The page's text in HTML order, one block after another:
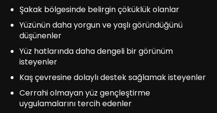
Şakak bölgesinde belirgin çöküklük olanlar
Yüzünün daha yorgun ve yaşlı göründüğünü
düşünenler
Yüz hatlarında daha dengeli bir görünüm
isteyenler
Kaş çevresine dolaylı destek sağlamak isteyenler
Cerrahi olmayan yüz gençleştirme
uygulamalarını tercih edenler